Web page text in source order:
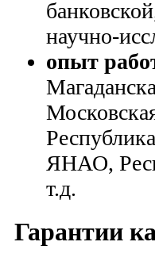
научно-
опыт
ЯНАО,
т.д.
Гарантии